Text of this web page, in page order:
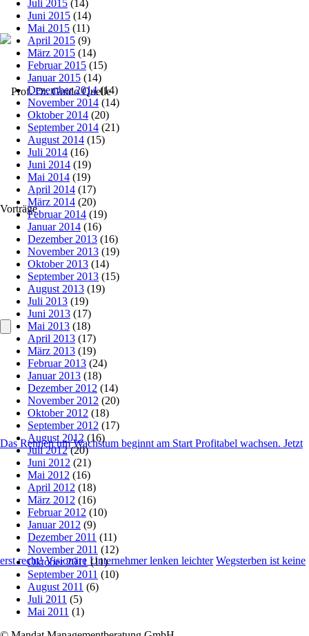
Vorträge
Das Rennen um Wachstum beginnt am Start Profitabel wachsen. Jetzt
erst recht! Visionäre Unternehmer lenken leichter Wegsterben ist keine
Juli 2015 (14)
Juni 2015 (14)
Mai 2015 (11)
April 2015 (9)
März 2015 (14)
Februar 2015 (15)
Januar 2015 (14)
Dezember 2014(14)
November 2014 (14)
Oktober 2014 (20)
September 2014 (21)
August 2014 (15)
Juli 2014 (16)
Juni 2014 (19)
Mai 2014 (19)
April 2014 (17)
März 2014 (20)
Februar 2014 (19)
Januar 2014 (16)
Dezember 2013 (16)
November 2013 (19)
Oktober 2013 (14)
September 2013 (15)
August 2013 (19)
Juli 2013 (19)
Juni 2013 (17)
Mai 2013 (18)
April 2013 (17)
März 2013 (19)
Februar 2013 (24)
Januar 2013 (18)
Dezember 2012 (14)
November 2012 (20)
Oktober 2012 (18)
September 2012 (17)
August 2012 (16)
Juli 2012(20)
Juni 2012 (21)
Mai 2012 (16)
April 2012 (18)
März 2012 (16)
Februar 2012 (10)
Januar 2012 (9)
Dezember 2011 (11)
November 2011 (12)
Oktober 2011 (11)
September 2011 (10)
August 2011 (6)
Juli 2011 (5)
Mai 2011 (1)